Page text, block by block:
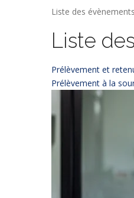
Liste des évènements
Liste
Prélèvement et
Prélèvement à la